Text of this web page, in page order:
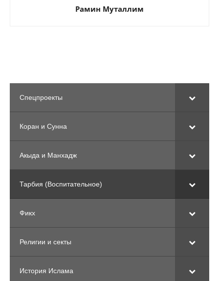
Рамин Муталлим
Спецпроекты
Коран и Сунна
Акыда и Манхадж
Тарбия (Воспитательное)
Фикх
Религии и секты
История Ислама